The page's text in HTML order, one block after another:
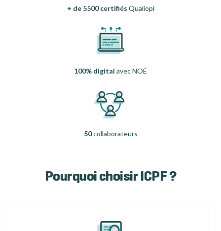
+ de 5500 certifiés Qualiopi
100% digital avec NOÉ
50collaborateurs
Pourquoi choisir ICPF ?